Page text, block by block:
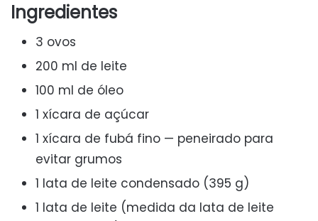
Ingredientes
3 ovos
200 ml de leite
100 ml de óleo
1 xícara de açúcar
1 xícara de fubá fino — peneirado para
evitar grumos
1 lata de leite condensado (395 g)
1 lata de leite (medida da lata de leite